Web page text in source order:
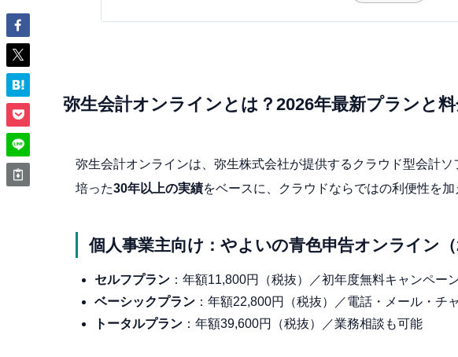
弥生会計オンラインとは？2026年最新プランと
弥生会計オンラインは、弥生株式会社が提供するクラウド型会計
培った30年以上の実績をベースに、クラウドならではの利便性を加
個人事業主向け：やよいの青色申告オンライン（
セルフプラン ：年額11,800円（税抜）／初年度無料キャンペー
ベーシックプラン ：年額22,800円（税抜）／電話・メール・チ
トータルプラン ：年額39,600円（税抜）／業務相談も可能